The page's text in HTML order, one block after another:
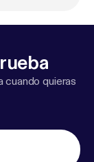
cuando quieras